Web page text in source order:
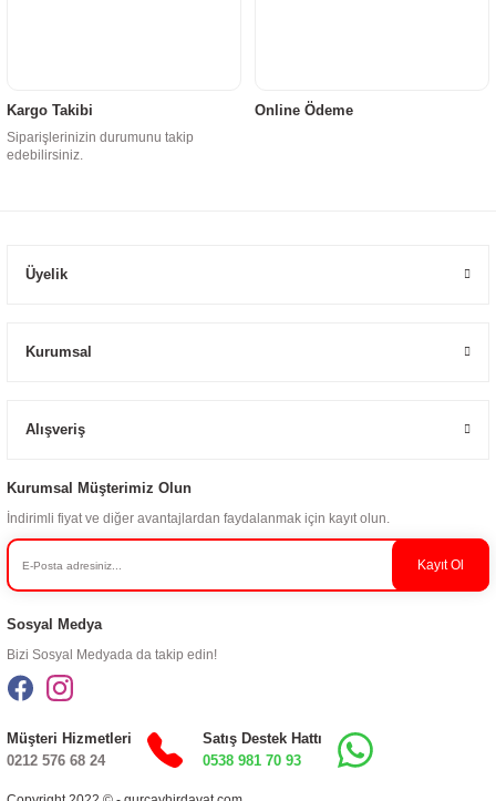
Kargo Takibi
Siparişlerinizin durumunu takip
edebilirsiniz.
Online Ödeme
Üyelik
Kurumsal
Alışveriş
Kurumsal Müşterimiz Olun
İndirimli fiyat ve diğer avantajlardan faydalanmak için kayıt olun.
Kayıt Ol
Sosyal Medya
Bizi Sosyal Medyada da takip edin!
Müşteri Hizmetleri
0212 576 68 24
Satış Destek Hattı
0538 981 70 93